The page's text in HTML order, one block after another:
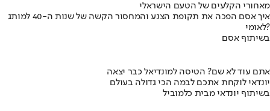
מאחורי הקלעים של הטעם הישראלי
איך אסם הפכה את תקופת הצנע והמחסור הקשה של שנות ה-40 למותג
לאומי?
בשיתוף אסם
אתם עוד לא שם? הטיסה למונדיאל כבר יצאה
יונדאי לוקחת אתכם לבמה הכי גדולה בעולם
בשיתוף יונדאי מבית כלמוביל